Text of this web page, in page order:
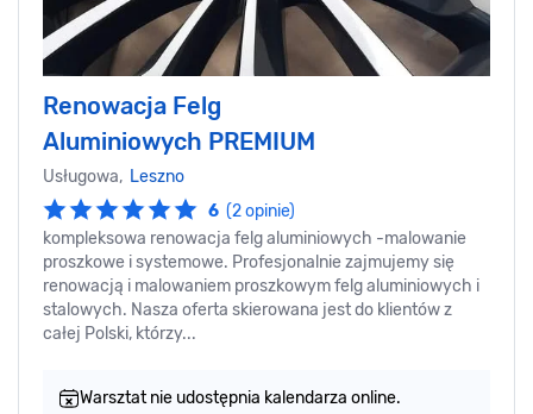
Renowacja Felg
Aluminiowych PREMIUM
Usługowa, Leszno
6 (2 opinie)
kompleksowa renowacja felg aluminiowych -malowanie
proszkowe i systemowe. Profesjonalnie zajmujemy się
renowacją i malowaniem proszkowym felg aluminiowych i
stalowych. Nasza oferta skierowana jest do klientów z
całej Polski, którzy...
Warsztat nie udostępnia kalendarza online.